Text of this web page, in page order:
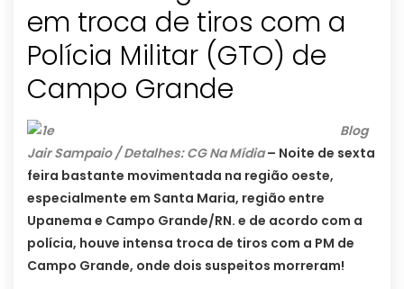
em troca de tiros com a
Polícia Militar (GTO) de
Campo Grande
Blog
Jair Sampaio / Detalhes: CG Na Mídia – Noite de sexta
feira bastante movimentada na região oeste,
especialmente em Santa Maria, região entre
Upanema e Campo Grande/RN. e de acordo com a
polícia, houve intensa troca de tiros com a PM de
Campo Grande, onde dois suspeitos morreram!